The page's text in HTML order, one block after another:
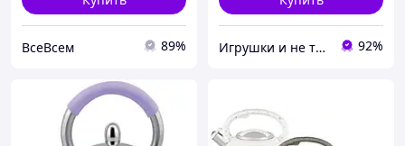
ВсеВсем 89% Игрушки и не только 92%